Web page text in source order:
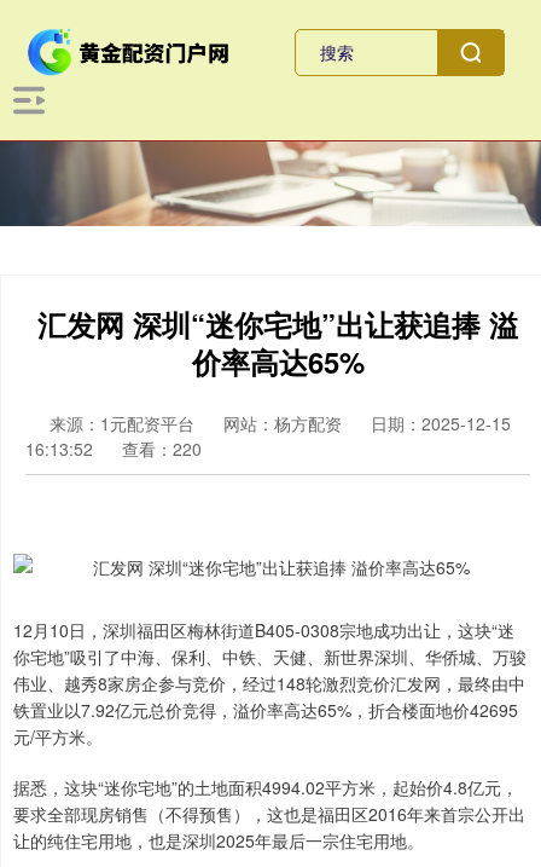
汇发网 深圳“迷你宅地”出让获追捧 溢
价率高达65%
来源：1元配资平台 网站：杨方配资
日期：2025-12-15
16:13:52
查看：220
12月10日，深圳福田区梅林街道B405-0308宗地成功出让，这块“迷
你宅地”吸引了中海、保利、中铁、天健、新世界深圳、华侨城、万骏
伟业、越秀8家房企参与竞价，经过148轮激烈竞价汇发网，最终由中
铁置业以7.92亿元总价竞得，溢价率高达65%，折合楼面地价42695
元/平方米。
据悉，这块“迷你宅地”的土地面积4994.02平方米，起始价4.8亿元，
要求全部现房销售（不得预售），这也是福田区2016年来首宗公开出
让的纯住宅用地，也是深圳2025年最后一宗住宅用地。